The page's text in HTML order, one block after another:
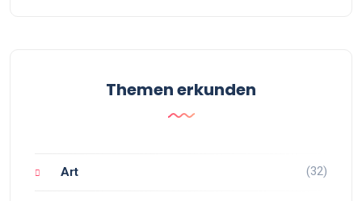
Themen erkunden
Art (32)